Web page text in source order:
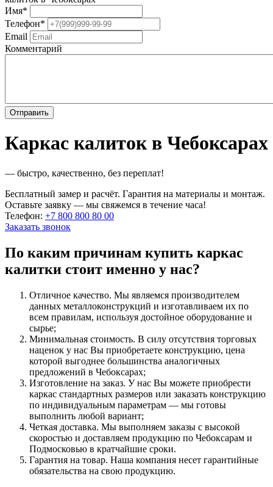
Имя*
Телефон*
Email
Комментарий
Каркас калиток в Чебоксарах
— быстро, качественно, без переплат!
Бесплатный замер и расчёт. Гарантия на материалы и монтаж.
Оставьте заявку — мы свяжемся в течение часа!
Телефон: +7 800 800 80 00
Заказать звонок
По каким причинам купить каркас
калитки стоит именно у нас?
Отличное качество. Мы являемся производителем
данных металлоконструкций и изготавливаем их по
всем правилам, используя достойное оборудование и
сырье;
Минимальная стоимость. В силу отсутствия торговых
наценок у нас Вы приобретаете конструкцию, цена
которой выгоднее большинства аналогичных
предложений в Чебоксарах;
Изготовление на заказ. У нас Вы можете приобрести
каркас стандартных размеров или заказать конструкцию
по индивидуальным параметрам — мы готовы
выполнить любой вариант;
Четкая доставка. Мы выполняем заказы с высокой
скоростью и доставляем продукцию по Чебоксарам и
Подмосковью в кратчайшие сроки.
Гарантия на товар. Наша компания несет гарантийные
обязательства на свою продукцию.